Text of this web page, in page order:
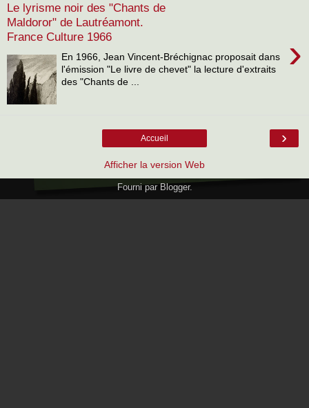
Le lyrisme noir des "Chants de
Maldoror" de Lautréamont.
France Culture 1966
›
En 1966, Jean Vincent-Bréchignac proposait dans
l'émission "Le livre de chevet" la lecture d'extraits
des "Chants de ...
›
Accueil
Afficher la version Web
Fourni parBlogger.